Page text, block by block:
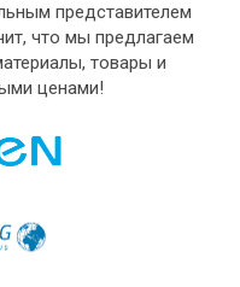
представителем
что мы предлагаем
товары и
ценами!